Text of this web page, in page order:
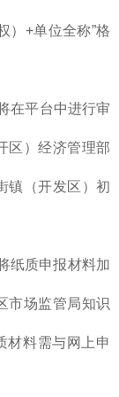
）+单位全称”格
在平台中进行审
区）经济管理部
镇（开发区）初
纸质申报材料加
市场监管局知识
材料需与网上申